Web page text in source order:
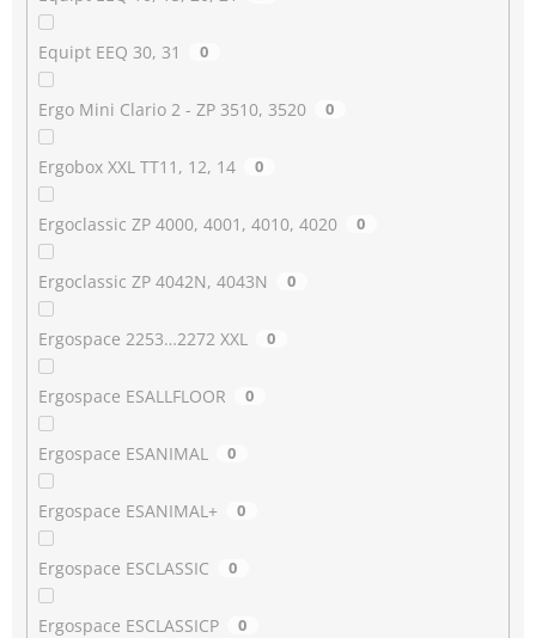
Equipt EEQ 30, 31 0
Ergo Mini Clario 2 - ZP 3510, 3520 0
Ergobox XXL TT11, 12, 14 0
Ergoclassic ZP 4000, 4001, 4010, 4020 0
Ergoclassic ZP 4042N, 4043N 0
Ergospace 2253…2272 XXL 0
Ergospace ESALLFLOOR 0
Ergospace ESANIMAL 0
Ergospace ESANIMAL+ 0
Ergospace ESCLASSIC 0
Ergospace ESCLASSICP 0